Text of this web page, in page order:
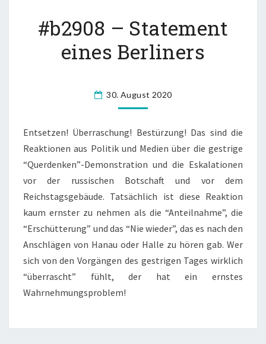
B
9
–
S
A
T
E
E
N
T
E
N
E
S
L
#b2908 – Statement
eines Berliners
30. August 2020
Entsetzen! Überraschung! Bestürzung! Das sind die
Reaktionen aus Politik und Medien über die gestrige
“Querdenken”-Demonstration und die Eskalationen
vor der russischen Botschaft und vor dem
Reichstagsgebäude. Tatsächlich ist diese Reaktion
kaum ernster zu nehmen als die “Anteilnahme”, die
“Erschütterung” und das “Nie wieder”, das es nach den
Anschlägen von Hanau oder Halle zu hören gab. Wer
sich von den Vorgängen des gestrigen Tages wirklich
“überrascht” fühlt, der hat ein ernstes
Wahrnehmungsproblem!